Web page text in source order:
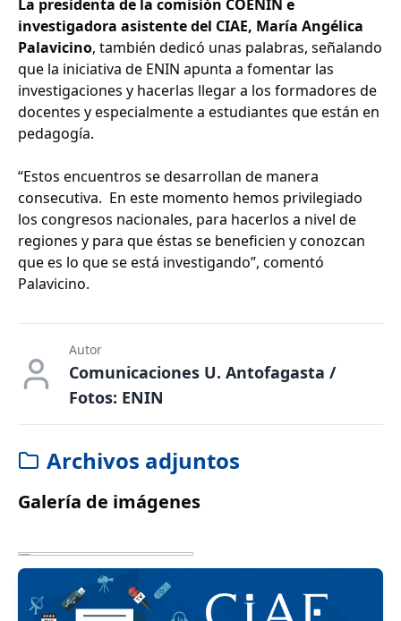
La presidenta de la comisión COENIN e
investigadora asistente del CIAE, María Angélica
Palavicino, también dedicó unas palabras, señalando
que la iniciativa de ENIN apunta a fomentar las
investigaciones y hacerlas llegar a los formadores de
docentes y especialmente a estudiantes que están en
pedagogía.
“Estos encuentros se desarrollan de manera
consecutiva. En este momento hemos privilegiado
los congresos nacionales, para hacerlos a nivel de
regiones y para que éstas se beneficien y conozcan
que es lo que se está investigando”, comentó
Palavicino.
Autor
Comunicaciones U. Antofagasta /
Fotos: ENIN
Archivos adjuntos
Galería de imágenes